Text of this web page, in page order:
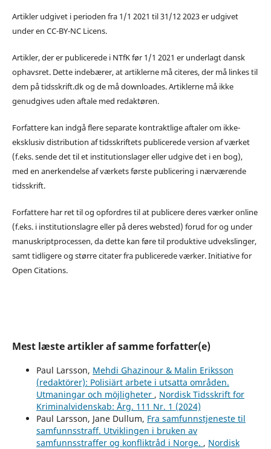
Artikler udgivet i perioden fra 1/1 2021 til 31/12 2023 er udgivet
under en CC-BY-NC Licens.
Artikler, der er publicerede i NTfK før 1/1 2021 er underlagt dansk
ophavsret. Dette indebærer, at artiklerne må citeres, der må linkes til
dem på tidsskrift.dk og de må downloades. Artiklerne må ikke
genudgives uden aftale med redaktøren.
Forfattere kan indgå flere separate kontraktlige aftaler om ikke-
eksklusiv distribution af tidsskriftets publicerede version af værket
(f.eks. sende det til et institutionslager eller udgive det i en bog),
med en anerkendelse af værkets første publicering i nærværende
tidsskrift.
Forfattere har ret til og opfordres til at publicere deres værker online
(f.eks. i institutionslagre eller på deres websted) forud for og under
manuskriptprocessen, da dette kan føre til produktive udvekslinger,
samt tidligere og større citater fra publicerede værker. Initiative for
Open Citations.
Mest læste artikler af samme forfatter(e)
Paul Larsson, Mehdi Ghazinour & Malin Eriksson
(redaktörer): Polisiärt arbete i utsatta områden.
Utmaningar och möjligheter , Nordisk Tidsskrift for
Kriminalvidenskab: Årg. 111 Nr. 1 (2024)
Paul Larsson, Jane Dullum, Fra samfunnstjeneste til
samfunnsstraff. Utviklingen i bruken av
samfunnsstraffer og konfliktråd i Norge. , Nordisk